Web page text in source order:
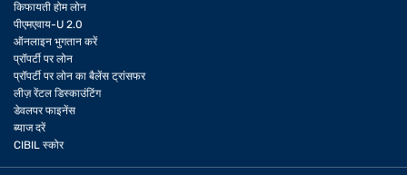
किफायती होम लोन
पीएमएवाय-U 2.0
ऑनलाइन भुगतान करें
प्रॉपर्टी पर लोन
प्रॉपर्टी पर लोन का बैलेंस ट्रांसफर
लीज़ रेंटल डिस्काउंटिंग
डेवलपर फाइनेंस
ब्याज दरें
CIBIL स्कोर